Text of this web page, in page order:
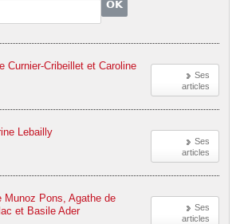
Ses
articles
Curnier-Cribeillet et Caroline
Ses
articles
Lebailly
Ses
articles
Munoz Pons, Agathe de
et Basile Ader